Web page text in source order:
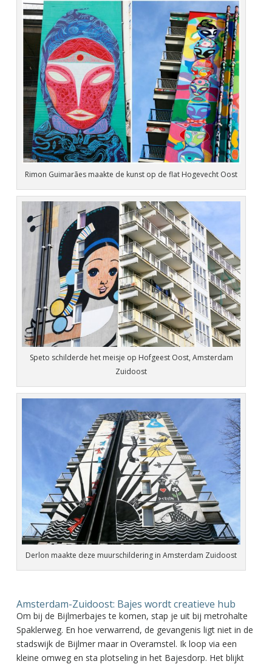
Rimon Guimarães maakte de kunst op de flat Hogevecht Oost
Speto schilderde het meisje op Hofgeest Oost, Amsterdam
Zuidoost
Derlon maakte deze muurschildering in Amsterdam Zuidoost
Amsterdam-Zuidoost: Bajes wordt creatieve hub
Om bij de Bijlmerbajes te komen, stap je uit bij metrohalte
Spaklerweg. En hoe verwarrend, de gevangenis ligt niet in de
stadswijk de Bijlmer maar in Overamstel. Ik loop via een
kleine omweg en sta plotseling in het Bajesdorp. Het blijkt